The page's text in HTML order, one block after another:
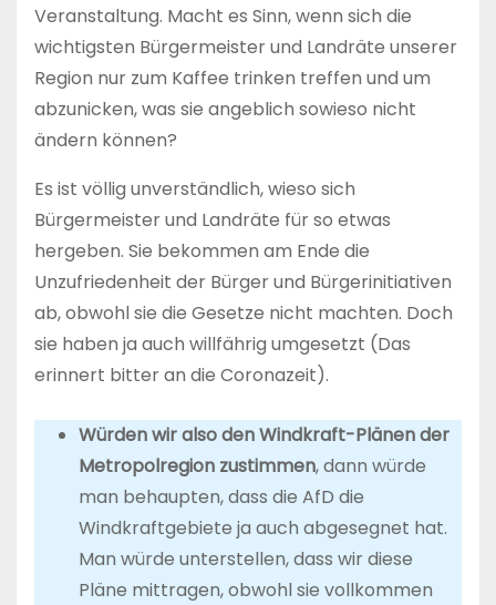
Veranstaltung. Macht es Sinn, wenn sich die
wichtigsten Bürgermeister und Landräte unserer
Region nur zum Kaffee trinken treffen und um
abzunicken, was sie angeblich sowieso nicht
ändern können?
Es ist völlig unverständlich, wieso sich
Bürgermeister und Landräte für so etwas
hergeben. Sie bekommen am Ende die
Unzufriedenheit der Bürger und Bürgerinitiativen
ab, obwohl sie die Gesetze nicht machten. Doch
sie haben ja auch willfährig umgesetzt (Das
erinnert bitter an die Coronazeit).
Würden wir also den Windkraft-Plänen der
Metropolregion zustimmen, dann würde
man behaupten, dass die AfD die
Windkraftgebiete ja auch abgesegnet hat.
Man würde unterstellen, dass wir diese
Pläne mittragen, obwohl sie vollkommen